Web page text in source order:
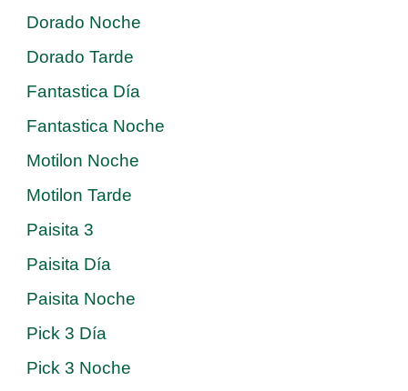
Dorado Noche
Dorado Tarde
Fantastica Día
Fantastica Noche
Motilon Noche
Motilon Tarde
Paisita 3
Paisita Día
Paisita Noche
Pick 3 Día
Pick 3 Noche